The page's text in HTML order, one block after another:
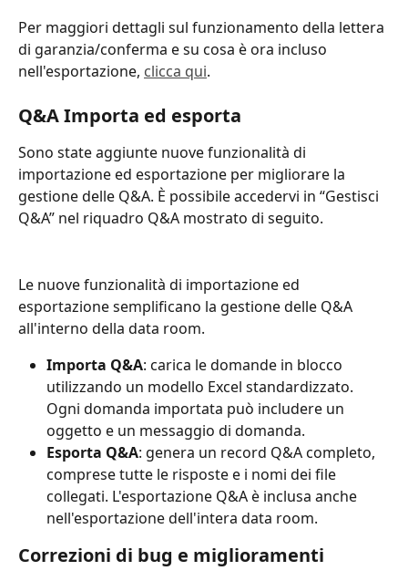
Per maggiori dettagli sul funzionamento della lettera
di garanzia/conferma e su cosa è ora incluso
nell'esportazione, clicca qui.
Q&A Importa ed esporta
Sono state aggiunte nuove funzionalità di
importazione ed esportazione per migliorare la
gestione delle Q&A. È possibile accedervi in “Gestisci
Q&A” nel riquadro Q&A mostrato di seguito.
Le nuove funzionalità di importazione ed
esportazione semplificano la gestione delle Q&A
all'interno della data room.
Importa Q&A: carica le domande in blocco
utilizzando un modello Excel standardizzato.
Ogni domanda importata può includere un
oggetto e un messaggio di domanda.
Esporta Q&A: genera un record Q&A completo,
comprese tutte le risposte e i nomi dei file
collegati. L'esportazione Q&A è inclusa anche
nell'esportazione dell'intera data room.
Correzioni di bug e miglioramenti